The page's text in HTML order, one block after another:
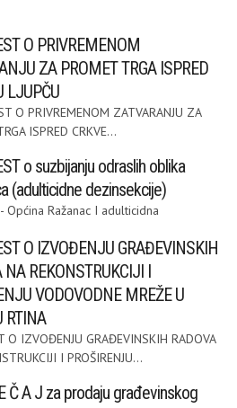
O PRIVREMENOM
ZA PROMET TRGA ISPRED
LJUPČU
O PRIVREMENOM ZATVARANJU ZA
ISPRED CRKVE...
o suzbijanju odraslih oblika
(adulticidne dezinsekcije)
Općina Ražanac I adulticidna
O IZVOĐENJU GRAĐEVINSKIH
NA REKONSTRUKCIJI I
VODOVODNE MREŽE U
RTINA
O IZVOĐENJU GRAĐEVINSKIH RADOVA
I PROŠIRENJU...
Č A J za prodaju građevinskog